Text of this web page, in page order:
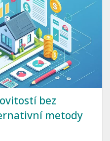
kontextu, aby
světě byly bezpečné
bez
metody